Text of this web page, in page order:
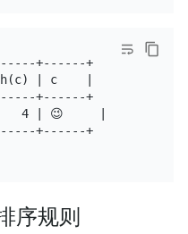
+------+
| c    |
+------+
4 | 😉     |
+------+
序规则